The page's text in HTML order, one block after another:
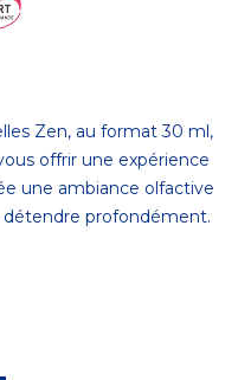
Zen, au format 30 ml,
offrir une expérience
une ambiance olfactive
détendre profondément.